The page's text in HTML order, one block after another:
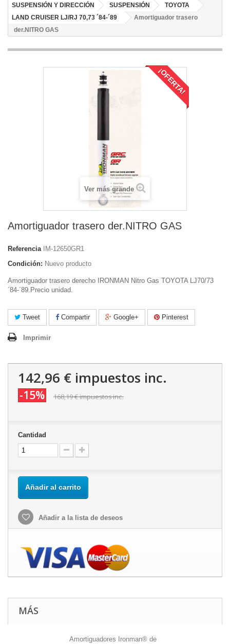
SUSPENSIÓN Y DIRECCIÓN
SUSPENSIÓN
TOYOTA
LAND CRUISER LJ/RJ 70,73 ´84-´89
Amortiguador trasero
der.NITRO GAS
¡OFERTA!
Ver más grande
Amortiguador trasero der.NITRO GAS
Referencia
IM-12650GR1
Condición: Nuevo producto
Amortiguador trasero derecho IRONMAN Nitro Gas TOYOTA LJ70/73
´84-´89.Precio unidad.
Tweet Compartir Google+ Pinterest
Imprimir
142,96 € impuestos inc.
-15% 168,19 €impuestos inc.
Cantidad
Añadir al carrito
Añadir a la lista de deseos
MÁS
Amortiguadores Ironman® de